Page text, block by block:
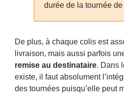
durée de la tournée
De plus, à chaque colis est
livraison, mais aussi parfois
remise au destinataire. Dans
existe, il faut absolument
des tournées puisqu’elle peut